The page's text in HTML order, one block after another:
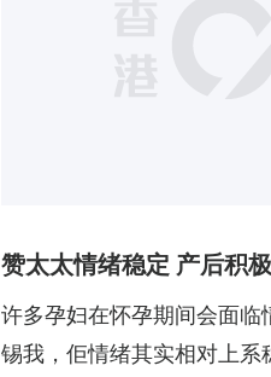
赞太太情绪稳定 产后积
许多孕妇在怀孕期间会面临
锡我，佢情绪其实相对上